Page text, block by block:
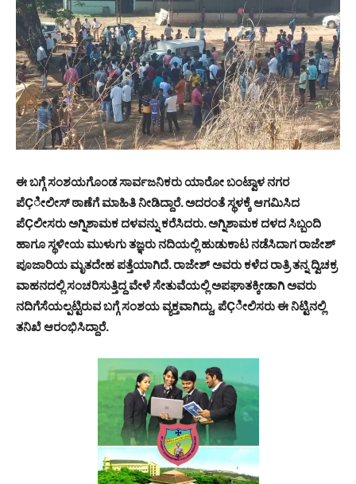
ಈ ಬಗ್ಗೆ ಸಂಶಯಗೊಂಡ ಸಾರ್ವಜನಿಕರು ಯಾರೋ ಬಂಟ್ವಾಳ ನಗರ
ಪೆÇೀಲೀಸ್ ಠಾಣೆಗೆ ಮಾಹಿತಿ ನೀಡಿದ್ದಾರೆ. ಅದರಂತೆ ಸ್ಥಳಕ್ಕೆ ಆಗಮಿಸಿದ
ಪೆÇಲೀಸರು ಅಗ್ನಿಶಾಮಕ ದಳವನ್ನು ಕರೆಸಿದರು. ಅಗ್ನಿಶಾಮಕ ದಳದ ಸಿಬ್ಬಂದಿ
ಹಾಗೂ ಸ್ಥಳೀಯ ಮುಳುಗು ತಜ್ಞರು ನದಿಯಲ್ಲಿ ಹುಡುಕಾಟ ನಡೆಸಿದಾಗ ರಾಜೇಶ್
ಪೂಜಾರಿಯ ಮೃತದೇಹ ಪತ್ತೆಯಾಗಿದೆ. ರಾಜೇಶ್ ಅವರು ಕಳೆದ ರಾತ್ರಿ ತನ್ನ ದ್ವಿಚಕ್ರ
ವಾಹನದಲ್ಲಿ ಸಂಚರಿಸುತ್ತಿದ್ದ ವೇಳೆ ಸೇತುವೆಯಲ್ಲಿ ಅಪಘಾತಕ್ಕೀಡಾಗಿ ಅವರು
ನದಿಗೆಸೆಯಲ್ಪಟ್ಟಿರುವ ಬಗ್ಗೆ ಸಂಶಯ ವ್ಯಕ್ತವಾಗಿದ್ದು, ಪೆÇೀಲಿಸರು ಈ ನಿಟ್ಟಿನಲ್ಲಿ
ತನಿಖೆ ಆರಂಭಿಸಿದ್ದಾರೆ.